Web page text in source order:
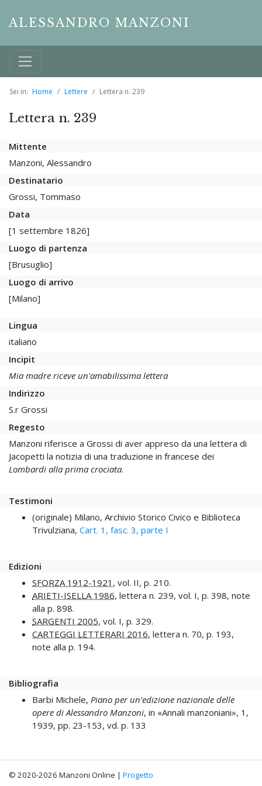
ALESSANDRO MANZONI
Sei in: Home Lettere Lettera n. 239
Lettera n. 239
Mittente
Manzoni, Alessandro
Destinatario
Grossi, Tommaso
Data
[1 settembre 1826]
Luogo di partenza
[Brusuglio]
Luogo di arrivo
[Milano]
Lingua
italiano
Incipit
Mia madre riceve un'amabilissima lettera
Indirizzo
S.r Grossi
Regesto
Manzoni riferisce a Grossi di aver appreso da una lettera di
Jacopetti la notizia di una traduzione in francese dei
Lombardi alla prima crociata.
Testimoni
(originale) Milano, Archivio Storico Civico e Biblioteca
Trivulziana, Cart. 1, fasc. 3, parte I
Edizioni
SFORZA 1912-1921 , vol. II, p. 210.
ARIETI-ISELLA 1986, lettera n. 239, vol. I, p. 398, note
alla p. 898.
SARGENTI 2005, vol. I, p. 329.
CARTEGGI LETTERARI 2016, lettera n. 70, p. 193,
note alla p. 194.
Bibliografia
Barbi Michele, Piano per un’edizione nazionale delle
opere di Alessandro Manzoni, in «Annali manzoniani», 1,
1939, pp. 23-153, vd. p. 133
© 2020-2026 Manzoni Online | Progetto